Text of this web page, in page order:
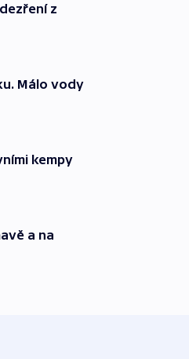
z
Málo vody
kempy
a na